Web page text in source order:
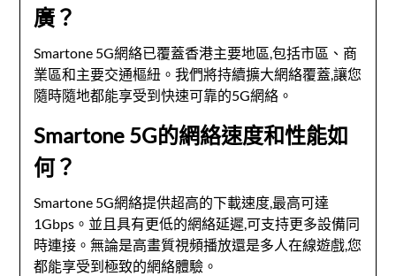
廣？
Smartone 5G網絡已覆蓋香港主要地區,包括市區、商
業區和主要交通樞紐。我們將持續擴大網絡覆蓋,讓您
隨時隨地都能享受到快速可靠的5G網絡。
Smartone 5G的網絡速度和性能如
何？
Smartone 5G網絡提供超高的下載速度,最高可達
1Gbps。並且具有更低的網絡延遲,可支持更多設備同
時連接。無論是高畫質視頻播放還是多人在線遊戲,您
都能享受到極致的網絡體驗。